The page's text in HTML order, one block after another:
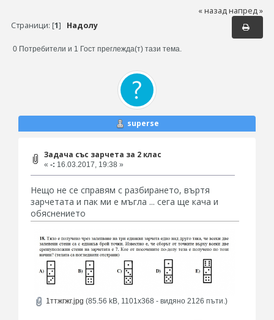
« назад напред »
Страници: [1] Надолу
0 Потребители и 1 Гост преглежда(т) тази тема.
superse
Задача със зарчета за 2 клас
« -: 16.03.2017, 19:38 »
Нещо не се справям с разбирането, въртя
зарчетата и пак ми е мъгла ... сега ще кача и
обяснението
1ттжгжг.jpg (85.56 kB, 1101x368 - видяно 2126 пъти.)